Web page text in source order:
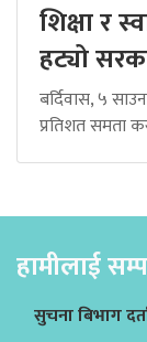
शिक्षा र
हट्यो
बर्दिवास, ५
प्रतिशत समता
हामीलाई
सुचना बिभाग